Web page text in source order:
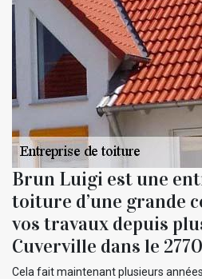
Brun Luigi est une
toiture d’une grande
vos travaux depuis
Cuverville dans le
Cela fait maintenant plusieurs